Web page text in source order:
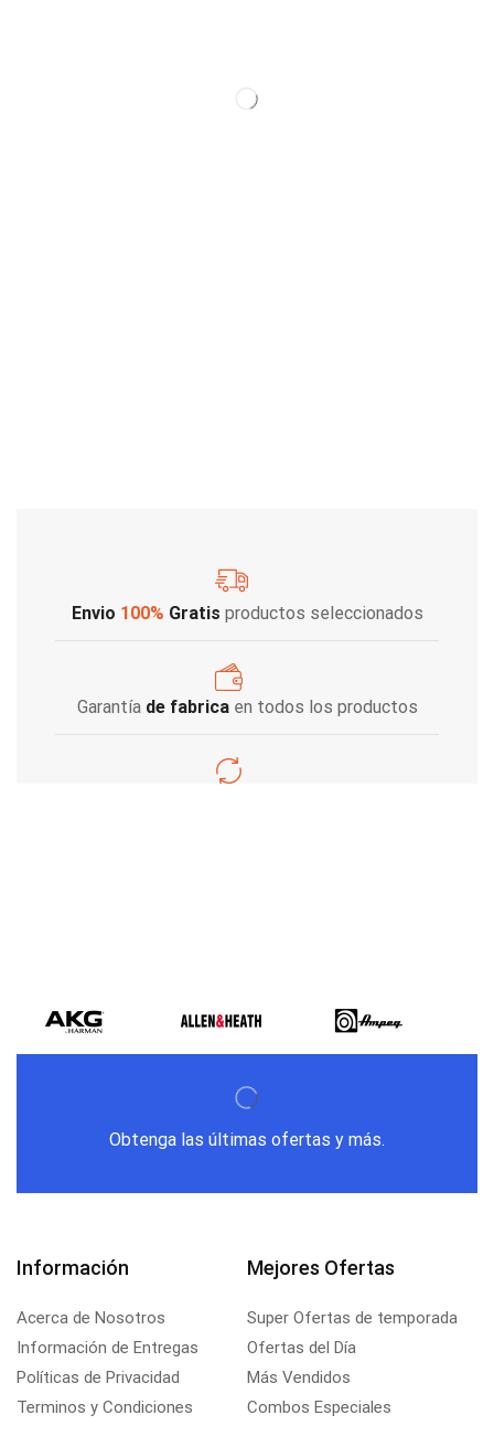
Envio 100% Gratis productos seleccionados
Garantía de fabricaen todos los productos
Obtenga las últimas ofertas y más.
Información
Acerca de Nosotros
Información de Entregas
Políticas de Privacidad
Terminos y Condiciones
Mejores Ofertas
Super Ofertas de temporada
Ofertas del Día
Más Vendidos
Combos Especiales